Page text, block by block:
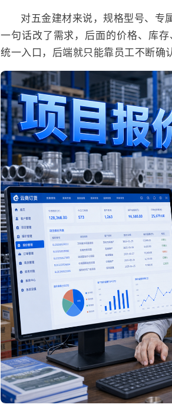
对五金建材来说，规格型号、专
一句话改了需求，后面的价格、库
统一入口，后端就只能靠员工不断确